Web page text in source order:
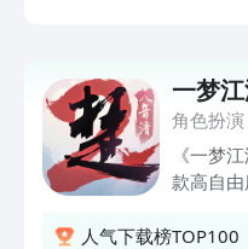
落的奥
一梦
角色扮演
《一梦
款高自
轻功，及
人气下载榜TOP100